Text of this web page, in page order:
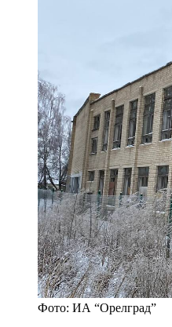
Фото: ИА “Орелград”